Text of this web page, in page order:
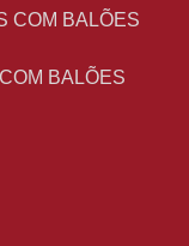
COM BALÕES
BALÕES